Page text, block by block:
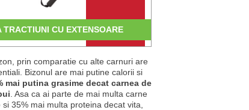
TRACTIUNI CU EXTENSOARE
prin comparatie cu alte carnuri are
Bizonul are mai putine calorii si
mai putina grasime decat carnea de
. Asa ca ai parte de mai multa carne
35% mai multa proteina decat vita,